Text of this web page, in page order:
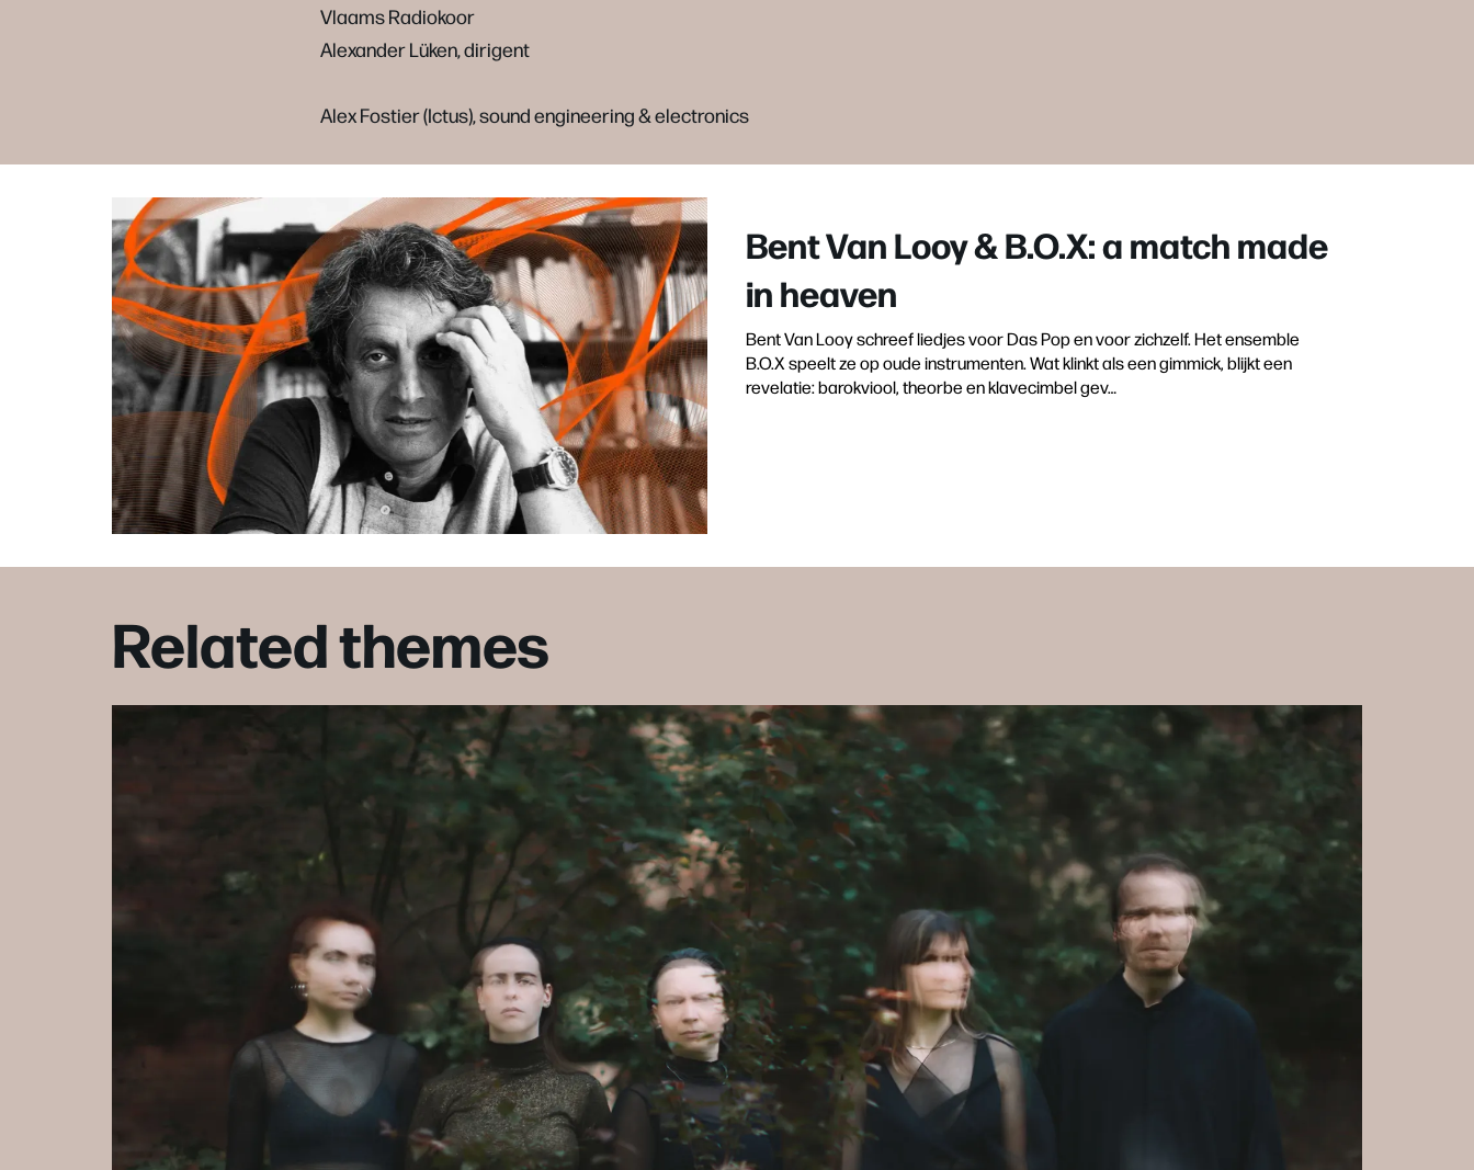
Vlaams Radiokoor
Alexander Lüken, dirigent
Alex Fostier (Ictus), sound engineering & electronics
Bent Van Looy & B.O.X: a match made
in heaven
Bent Van Looy schreef liedjes voor Das Pop en voor zichzelf. Het ensemble
B.O.X speelt ze op oude instrumenten. Wat klinkt als een gimmick, blijkt een
revelatie: barokviool, theorbe en klavecimbel gev…
Related themes